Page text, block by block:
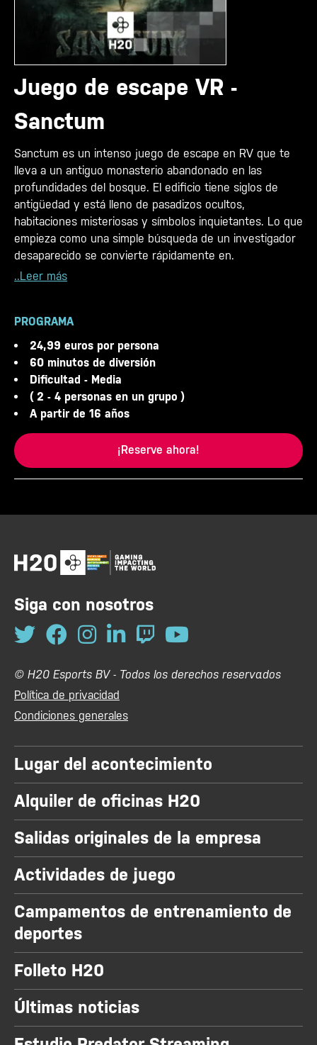
Juego de escape VR -
Sanctum
Sanctum es un intenso juego de escape en RV que te
lleva a un antiguo monasterio abandonado en las
profundidades del bosque. El edificio tiene siglos de
antigüedad y está lleno de pasadizos ocultos,
habitaciones misteriosas y símbolos inquietantes. Lo que
empieza como una simple búsqueda de un investigador
desaparecido se convierte rápidamente en.
..Leer más
PROGRAMA
24,99 euros por persona
60 minutos de diversión
Dificultad - Media
( 2 - 4 personas en un grupo )
A partir de 16 años
¡Reserve ahora!
Siga con nosotros
© H20 Esports BV - Todos los derechos reservados
Política de privacidad
Condiciones generales
Lugar del acontecimiento
Alquiler de oficinas H20
Salidas originales de la empresa
Actividades de juego
Campamentos de entrenamiento de
deportes
Folleto H20
Últimas noticias